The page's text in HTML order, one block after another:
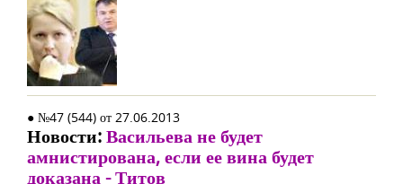
● №47 (544) от 27.06.2013
Новости:Васильева не будет
амнистирована, если ее вина будет
доказана - Титов